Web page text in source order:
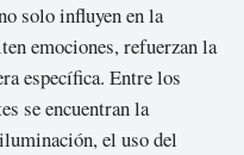
solo influyen en la
emociones, refuerzan la
específica. Entre los
se encuentran la
el uso del